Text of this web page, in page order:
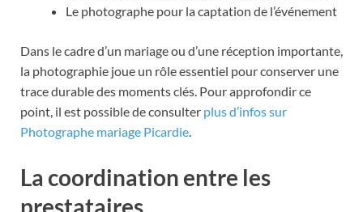
Le photographe pour la captation de l’événement
Dans le cadre d’un mariage ou d’une réception importante,
la photographie joue un rôle essentiel pour conserver une
trace durable des moments clés. Pour approfondir ce
point, il est possible de consulter plus d’infos sur
Photographe mariage Picardie.
La coordination entre les
prestataires